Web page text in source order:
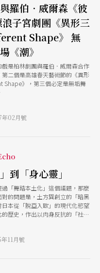
羅伯．威爾森《彼
子宮劇團《異形三
Shape》 無
《潮》
戲是柏林劇團與羅伯．威爾森合作
第二個是高雄春天藝術節的《異形
Shape》，第三個必定是無垢舞
02月號
到「身心靈」
「舞踏本土化」這個議題，那麼
對的問題是，土方巽創立的「暗黑
本從「脫亞入歐」的現代化慾望
歷史，作出以肉身反抗的「社會
「舞踏本土化」又如何勾勒出以
像呢？
11月號